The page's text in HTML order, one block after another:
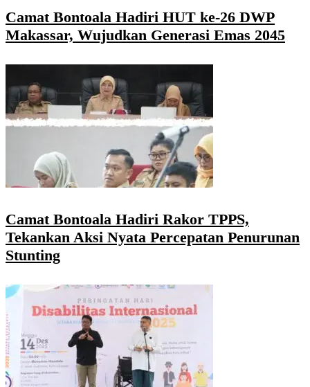
Camat Bontoala Hadiri HUT ke-26 DWP
Makassar, Wujudkan Generasi Emas 2045
Camat Bontoala Hadiri Rakor TPPS,
Tekankan Aksi Nyata Percepatan Penurunan
Stunting